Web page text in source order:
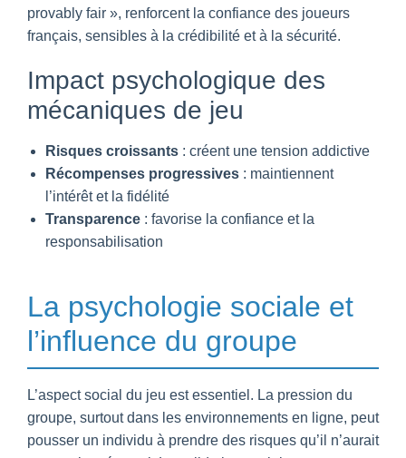
provably fair », renforcent la confiance des joueurs
français, sensibles à la crédibilité et à la sécurité.
Impact psychologique des
mécaniques de jeu
Risques croissants : créent une tension addictive
Récompenses progressives : maintiennent
l’intérêt et la fidélité
Transparence : favorise la confiance et la
responsabilisation
La psychologie sociale et
l’influence du groupe
L’aspect social du jeu est essentiel. La pression du
groupe, surtout dans les environnements en ligne, peut
pousser un individu à prendre des risques qu’il n’aurait